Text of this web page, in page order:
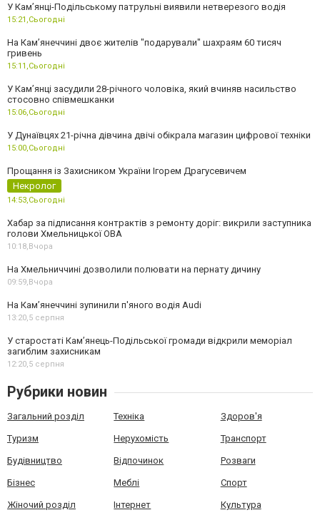
У Кам’янці-Подільському патрульні виявили нетверезого водія
15:21,Сьогодні
На Камʼянеччині двоє жителів "подарували" шахраям 60 тисяч
гривень
15:11,Сьогодні
У Камʼянці засудили 28-річного чоловіка, який вчиняв насильство
стосовно співмешканки
15:06,Сьогодні
У Дунаївцях 21-річна дівчина двічі обікрала магазин цифрової техніки
15:00,Сьогодні
Прощання із Захисником України Ігорем Драгусевичем
Некролог
14:53,Сьогодні
Хабар за підписання контрактів з ремонту доріг: викрили заступника
голови Хмельницької ОВА
10:18,Вчора
На Хмельниччині дозволили полювати на пернату дичину
09:59,Вчора
На Камʼянеччині зупинили п'яного водія Audi
13:20,5 серпня
У старостаті Кам’янець-Подільської громади відкрили меморіал
загиблим захисникам
12:20,5 серпня
Рубрики новин
Загальний розділ Техніка Здоров'я
Туризм Нерухомість Транспорт
Будівництво Відпочинок Розваги
Бізнес Меблі Спорт
Жіночий розділ Інтернет Культура